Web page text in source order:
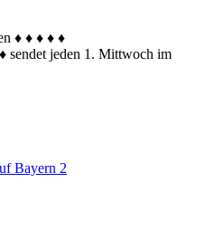
♦ ♦ ♦ ♦ ♦
jeden 1. Mittwoch im
Bayern 2